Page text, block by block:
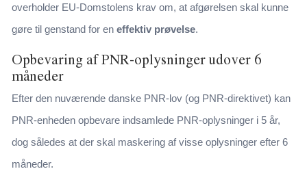
overholder EU-Domstolens krav om, at afgørelsen skal kunne
gøre til genstand for en effektiv prøvelse.
Opbevaring af PNR-oplysninger udover 6
måneder
Efter den nuværende danske PNR-lov (og PNR-direktivet) kan
PNR-enheden opbevare indsamlede PNR-oplysninger i 5 år,
dog således at der skal maskering af visse oplysninger efter 6
måneder.